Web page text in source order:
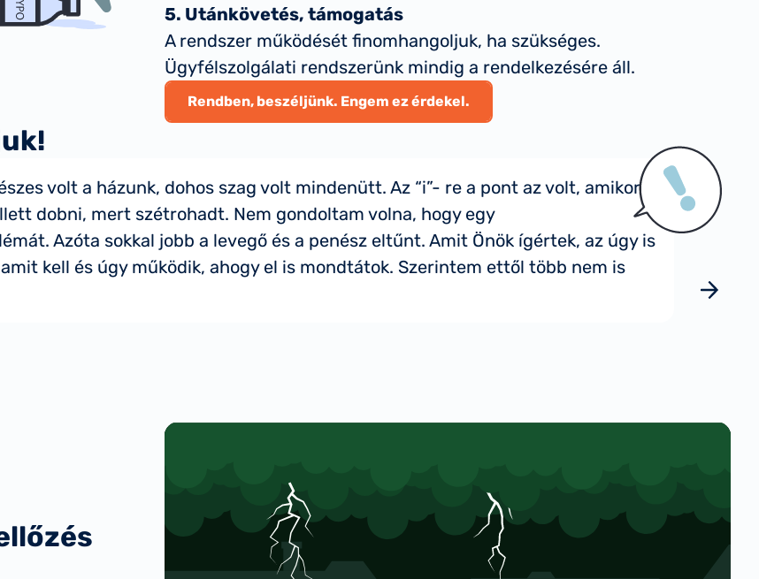
5. Utánkövetés, támogatás
A rendszer működését finomhangoljuk, ha szükséges.
Ügyfélszolgálati rendszerünk mindig a rendelkezésére áll.
Rendben, beszéljünk. Engem ez érdekel.
volt a házunk, dohos szag volt mindenütt. Az “i”- re a pont az volt, amikor a
dobni, mert szétrohadt. Nem gondoltam volna, hogy egy
Azóta sokkal jobb a levegő és a penész eltűnt. Amit Önök ígértek, az úgy is
kell és úgy működik, ahogy el is mondtátok. Szerintem ettől több nem is
A
Ennek